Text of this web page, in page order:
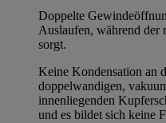
Doppelte
Auslaufen, während der
sorgt.
Keine Kondensation an
doppelwandigen,
innenliegenden
und es bildet sich keine